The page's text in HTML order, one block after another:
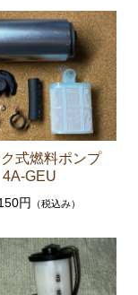
ー リペアキッ
クラッチレリ
ト など）
ンパー センダ
ク式燃料ポンプ
4A-GEU
円 （税込み）